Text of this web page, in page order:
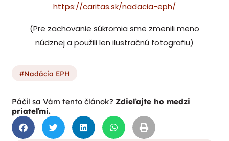
https://caritas.sk/nadacia-eph/
(Pre zachovanie súkromia sme zmenili meno
núdznej a použili len ilustračnú fotografiu)
Nadácia EPH
Páčil sa Vám tento článok? Zdieľajte ho medzi
priateľmi.